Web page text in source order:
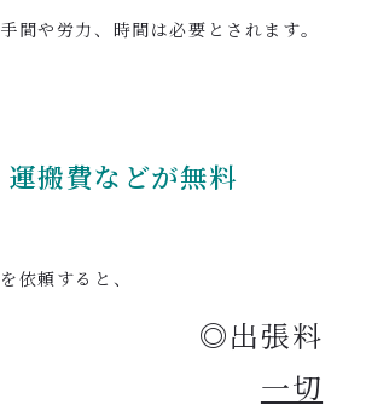
間や労力、時間は必要とされます。
搬費などが無料
依頼すると、
◎出張料
、 一切